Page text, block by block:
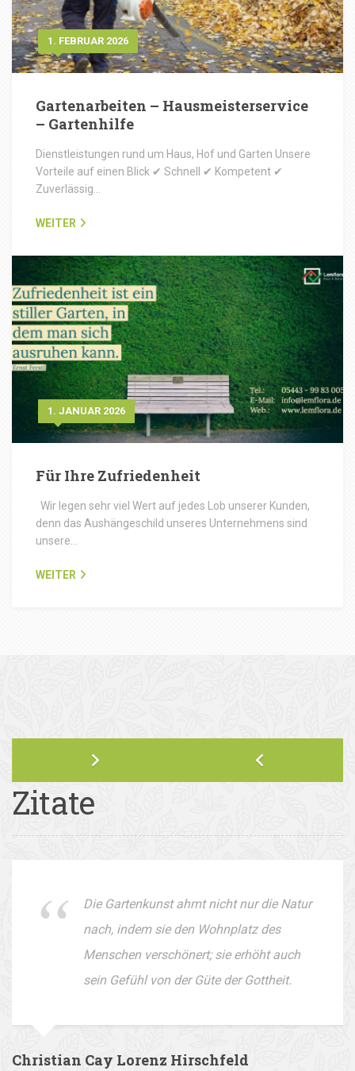
1. FEBRUAR 2026
Gartenarbeiten – Hausmeisterservice
– Gartenhilfe
Dienstleistungen rund um Haus, Hof und Garten Unsere
Vorteile auf einen Blick ✔ Schnell ✔ Kompetent ✔
Zuverlässig…
WEITER
1. JANUAR 2026
Für Ihre Zufriedenheit
Wir legen sehr viel Wert auf jedes Lob unserer Kunden,
denn das Aushängeschild unseres Unternehmens sind
unsere…
WEITER
Zitate
Die Gartenkunst ahmt nicht nur die Natur
nach, indem sie den Wohnplatz des
Menschen verschönert; sie erhöht auch
sein Gefühl von der Güte der Gottheit.
Christian Cay Lorenz Hirschfeld